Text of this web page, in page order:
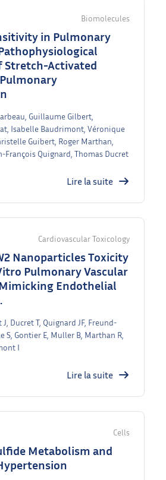
Biomolecules
in Pulmonary
Stretch-Activated
Guillaume Gilbert,
Isabelle Baudrimont, Véronique
Guibert, Roger Marthan,
François Quignard, Thomas Ducret
Lire la suite
Cardiovascular Toxicology
Nanoparticles Toxicity
Pulmonary Vascular
Endothelial
Ducret T, Quignard JF, Freund-
S, Gontier E, Muller B, Marthan R,
I
Lire la suite
Cells
Metabolism and